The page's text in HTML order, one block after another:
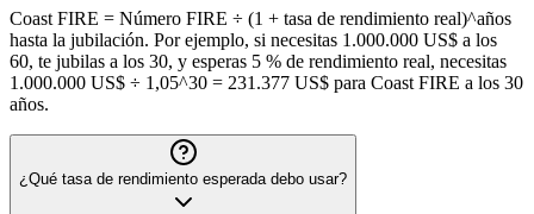
Coast FIRE = Número FIRE ÷ (1 + tasa de rendimiento real)^años
hasta la jubilación. Por ejemplo, si necesitas 1.000.000 US$ a los
60, te jubilas a los 30, y esperas 5 % de rendimiento real, necesitas
1.000.000 US$ ÷ 1,05^30 = 231.377 US$ para Coast FIRE a los 30
años.
¿Qué tasa de rendimiento esperada debo usar?